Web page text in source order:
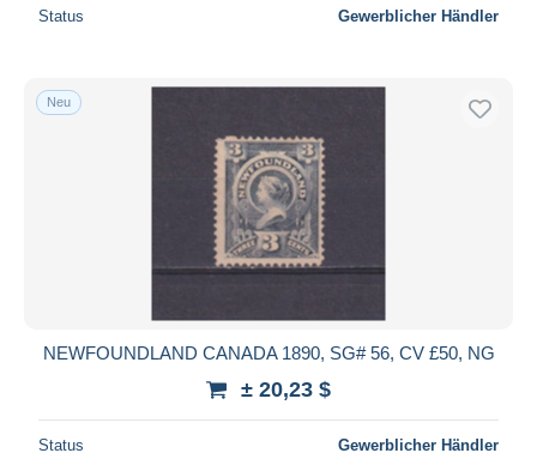
Status Gewerblicher Händler
Neu
NEWFOUNDLAND CANADA 1890, SG# 56, CV £50, NG
± 20,23 $
Status Gewerblicher Händler